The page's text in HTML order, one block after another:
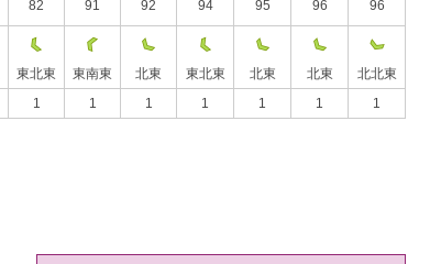
82 91 92 94 95 96 96
東北東 東南東 北東 東北東 北東 北東
北北東
1 1 1 1 1 1 1